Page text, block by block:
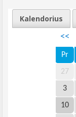
Kalendorius
<<
Pr
27
3
10